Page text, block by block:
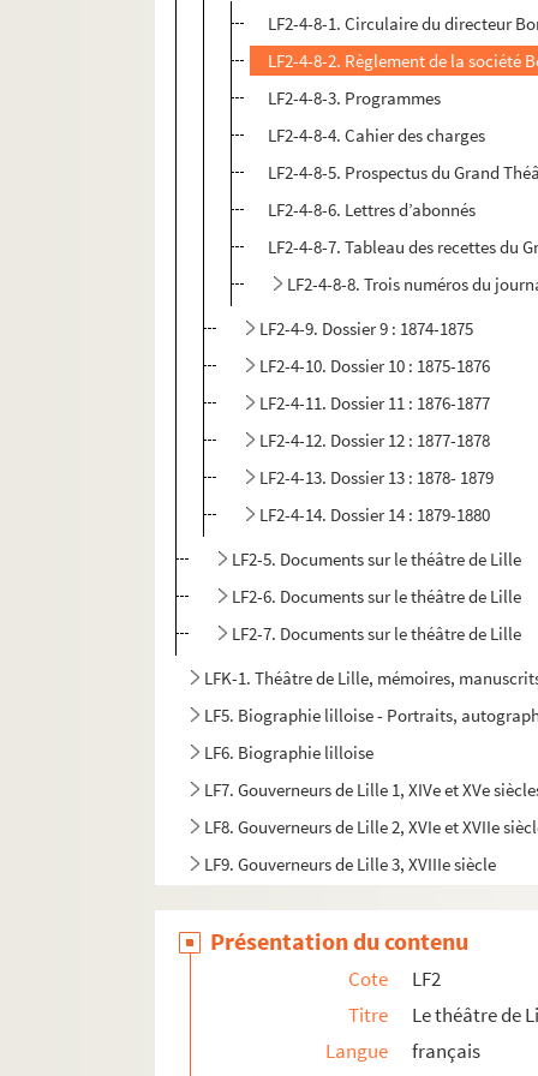
LF2-4-8-1. Circulaire du directeur
LF2-4-8-2. Règlement de la société
LF2-4-8-3. Programmes
LF2-4-8-4. Cahier des charges
LF2-4-8-5. Prospectus du Grand
LF2-4-8-6. Lettres d’abonnés
LF2-4-8-7. Tableau des recettes du
LF2-4-8-8. Trois numéros du
LF2-4-9. Dossier 9 : 1874-1875
LF2-4-10. Dossier 10 : 1875-1876
LF2-4-11. Dossier 11 : 1876-1877
LF2-4-12. Dossier 12 : 1877-1878
LF2-4-13. Dossier 13 : 1878- 1879
LF2-4-14. Dossier 14 : 1879-1880
LF2-5. Documents sur le théâtre de Lille
LF2-6. Documents sur le théâtre de Lille
LF2-7. Documents sur le théâtre de Lille
LFK-1. Théâtre de Lille, mémoires,
LF5. Biographie lilloise - Portraits,
LF6. Biographie lilloise
LF7. Gouverneurs de Lille 1, XIVe et XVe
LF8. Gouverneurs de Lille 2, XVIe et XVIIe
LF9. Gouverneurs de Lille 3, XVIIIe siècle
LF11. Vues de Lille – Cartes postales
LF12. Vues de Lille - photographies,
LF14. Photographies du musée de Lille
Présentation du contenu
Cote
LF2
Titre
Le théâtre de
Langue
français